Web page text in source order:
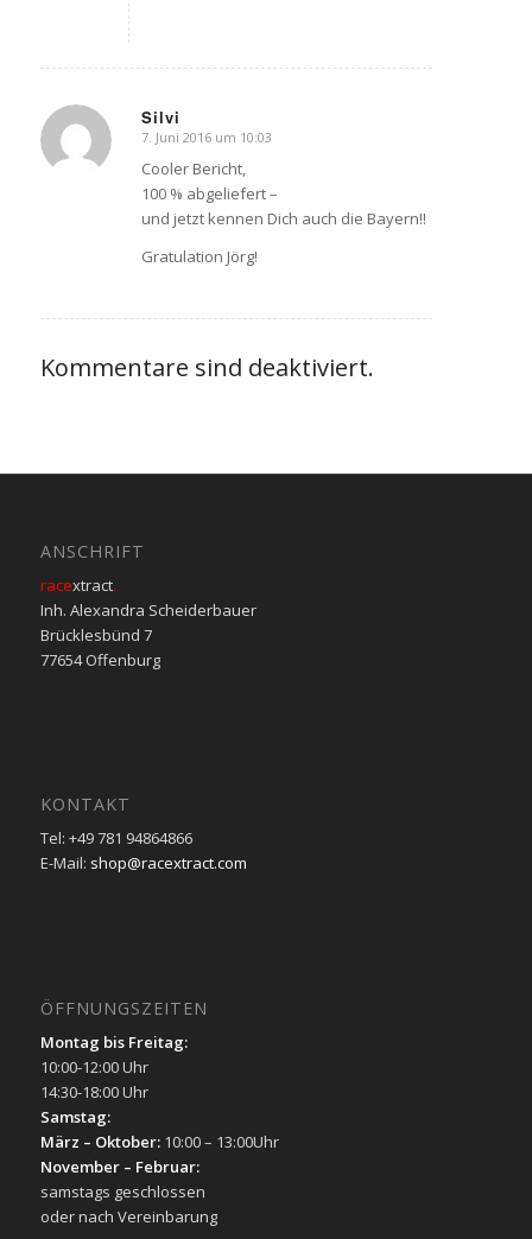
Silvi
sagte:
7. Juni 2016 um 10:03
Cooler Bericht,
100 % abgeliefert –
und jetzt kennen Dich auch die Bayern!!
Gratulation Jörg!
Kommentare sind deaktiviert.
ANSCHRIFT
racextract.
Inh. Alexandra Scheiderbauer
Brücklesbünd 7
77654 Offenburg
KONTAKT
Tel: +49 781 94864866
E-Mail: shop@racextract.com
ÖFFNUNGSZEITEN
Montag bis Freitag:
10:00-12:00 Uhr
14:30-18:00 Uhr
Samstag:
März – Oktober:10:00 – 13:00Uhr
November – Februar:
samstags geschlossen
oder nach Vereinbarung